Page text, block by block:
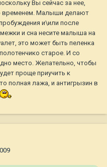
Вы сейчас за нее,
временем. Малыши делают
и\или после
и сна несите малыша на
это может быть пеленка
старое. И со
место. Желательно, чтобы
проще приучить к
полная лажа, и антигрызин в